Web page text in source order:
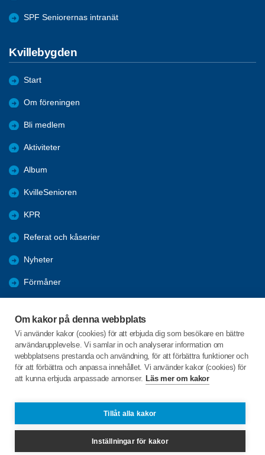
Om kakor på denna webbplats
Vi använder kakor (cookies) för att erbjuda dig som besökare en bättre
användarupplevelse. Vi samlar in och analyserar information om
webbplatsens prestanda och användning, för att förbättra funktioner och
för att förbättra och anpassa innehållet. Vi använder kakor (cookies) för
att kunna erbjuda anpassade annonser. Läs mer om kakor
Tillåt alla kakor
Inställningar för kakor
SPF Seniorernas intranät
Kvillebygden
Start
Om föreningen
Bli medlem
Aktiviteter
Album
KvilleSenioren
KPR
Referat och kåserier
Nyheter
Förmåner
Tanums kommun
Valet 2026
C/o:Inga-Lill Sörgard